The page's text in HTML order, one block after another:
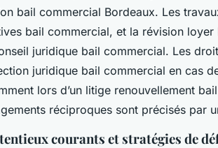
bail commercial Bordeaux. Les
bail commercial, et la révision
juridique bail commercial. Les
juridique bail commercial en cas
lors d’un litige renouvellement
réciproques sont précisés par
courants et stratégies de